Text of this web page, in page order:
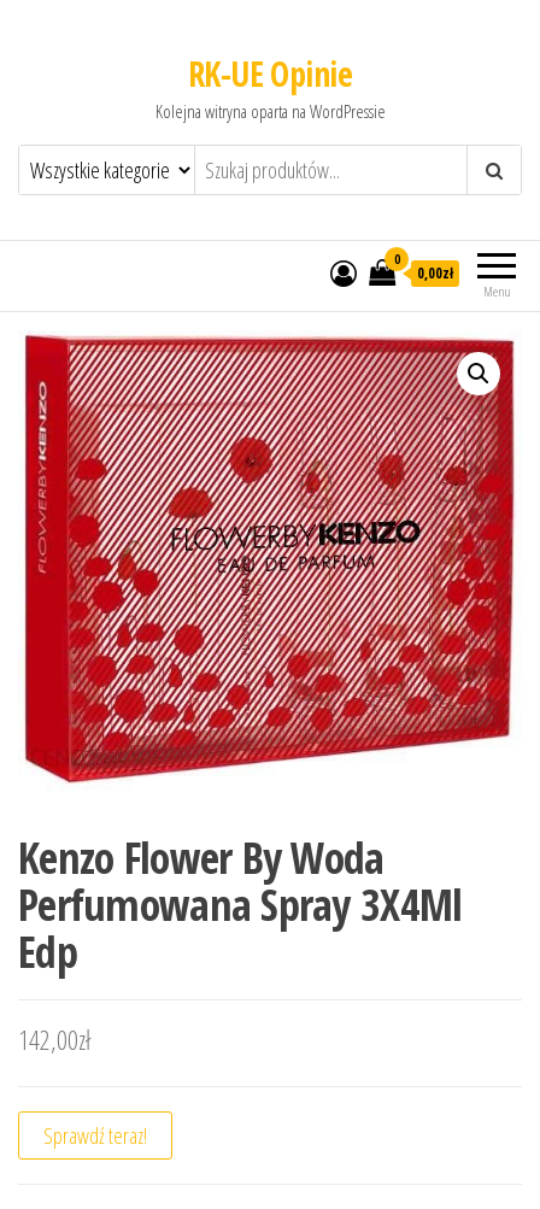
RK-UE Opinie
Kolejna witryna oparta na WordPressie
Menu
0
0,00zł
Kenzo Flower By Woda
Perfumowana Spray 3X4Ml
Edp
142,00zł
Sprawdź teraz!